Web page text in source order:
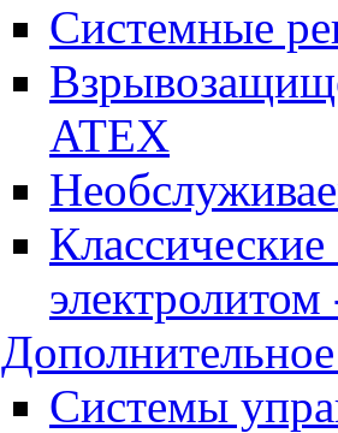
Системные
ATEX
Системы